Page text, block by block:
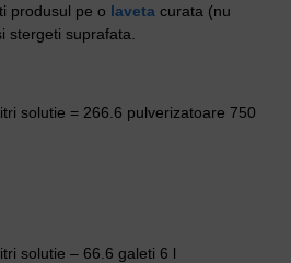
produsul pe o laveta curata (nu
stergeti suprafata.
solutie = 266.6 pulverizatoare 750
solutie – 66.6 galeti 6 l